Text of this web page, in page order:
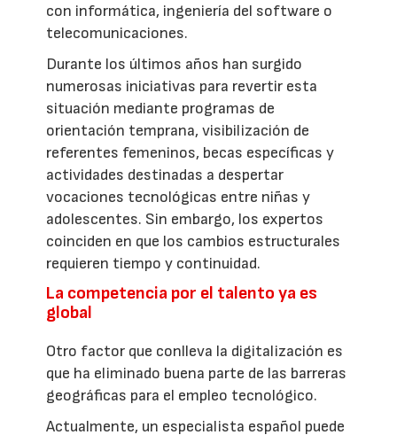
con informática, ingeniería del software o
telecomunicaciones.
Durante los últimos años han surgido
numerosas iniciativas para revertir esta
situación mediante programas de
orientación temprana, visibilización de
referentes femeninos, becas específicas y
actividades destinadas a despertar
vocaciones tecnológicas entre niñas y
adolescentes. Sin embargo, los expertos
coinciden en que los cambios estructurales
requieren tiempo y continuidad.
La competencia por el talento ya es
global
Otro factor que conlleva la digitalización es
que ha eliminado buena parte de las barreras
geográficas para el empleo tecnológico.
Actualmente, un especialista español puede